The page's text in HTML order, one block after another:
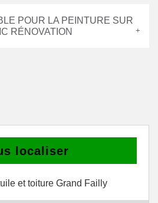
POUR LA PEINTURE SUR
RÉNOVATION
localiser
et toiture Grand Failly